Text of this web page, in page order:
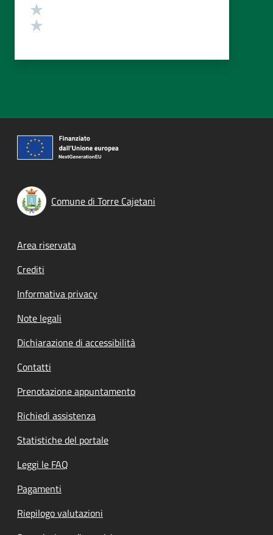
Comune di Torre Cajetani
Footer menu
Area riservata
Crediti
Informativa privacy
Note legali
Dichiarazione di accessibilità
Contatti
Prenotazione appuntamento
Richiedi assistenza
Statistiche del portale
Leggi le FAQ
Pagamenti
Riepilogo valutazioni